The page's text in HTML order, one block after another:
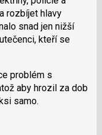
rozbíjet hlavy
snad jen nižší
kteří se
problém s
aby hrozil za dob
samo.